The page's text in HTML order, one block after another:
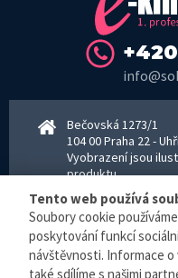
Bečovská 1273/1
104 00 Praha 22 -
Vyobrazení jsou
produktu.
www.sokra.cz│
Otevírací doba
Pondělí–Pátek
Tento web používá
Soubory cookie
poskytování funkcí
návštěvnosti. Informace o
také sdílíme s našimi